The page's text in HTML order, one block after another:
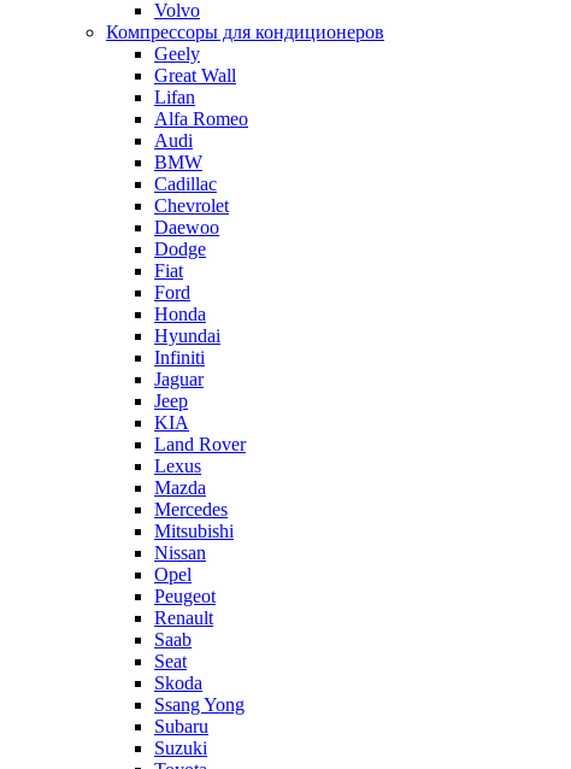
Volvo
Компрессоры для кондиционеров
Geely
Great Wall
Lifan
Alfa Romeo
Audi
BMW
Cadillac
Chevrolet
Daewoo
Dodge
Fiat
Ford
Honda
Hyundai
Infiniti
Jaguar
Jeep
KIA
Land Rover
Lexus
Mazda
Mercedes
Mitsubishi
Nissan
Opel
Peugeot
Renault
Saab
Seat
Skoda
Ssang Yong
Subaru
Suzuki